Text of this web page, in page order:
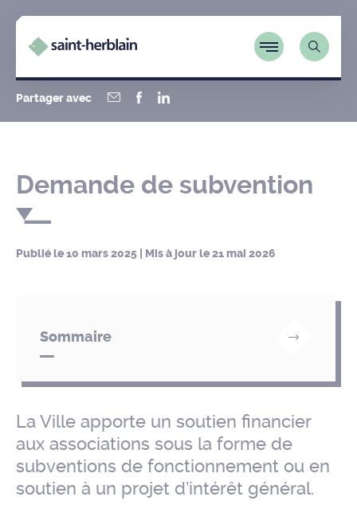
Partager avec
Demande de subvention
Publié le10 mars 2025 | Mis à jour le21 mai 2026
Sommaire
La Ville apporte un soutien financier
aux associations sous la forme de
subventions de fonctionnement ou en
soutien à un projet d’intérêt général.